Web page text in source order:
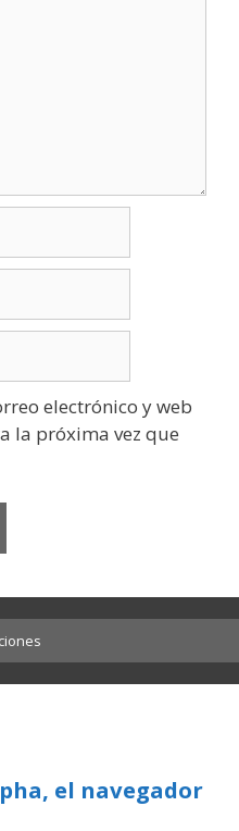
electrónico y web
la próxima vez que